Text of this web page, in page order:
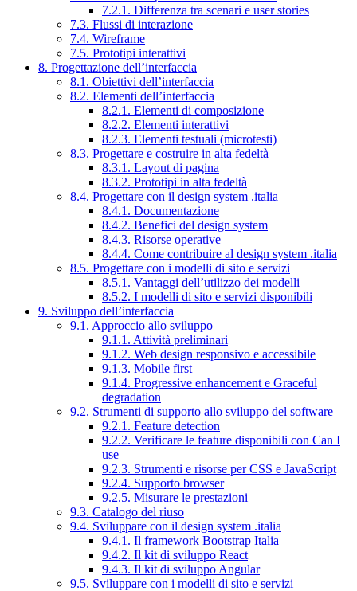
7.2.1. Differenza tra scenari e user stories
7.3. Flussi di interazione
7.4. Wireframe
7.5. Prototipi interattivi
8. Progettazione dell’interfaccia
8.1. Obiettivi dell’interfaccia
8.2. Elementi dell’interfaccia
8.2.1. Elementi di composizione
8.2.2. Elementi interattivi
8.2.3. Elementi testuali (microtesti)
8.3. Progettare e costruire in alta fedeltà
8.3.1. Layout di pagina
8.3.2. Prototipi in alta fedeltà
8.4. Progettare con il design system .italia
8.4.1. Documentazione
8.4.2. Benefici del design system
8.4.3. Risorse operative
8.4.4. Come contribuire al design system .italia
8.5. Progettare con i modelli di sito e servizi
8.5.1. Vantaggi dell’utilizzo dei modelli
8.5.2. I modelli di sito e servizi disponibili
9. Sviluppo dell’interfaccia
9.1. Approccio allo sviluppo
9.1.1. Attività preliminari
9.1.2. Web design responsivo e accessibile
9.1.3. Mobile first
9.1.4. Progressive enhancement e Graceful
degradation
9.2. Strumenti di supporto allo sviluppo del software
9.2.1. Feature detection
9.2.2. Verificare le feature disponibili con Can I
use
9.2.3. Strumenti e risorse per CSS e JavaScript
9.2.4. Supporto browser
9.2.5. Misurare le prestazioni
9.3. Catalogo del riuso
9.4. Sviluppare con il design system .italia
9.4.1. Il framework Bootstrap Italia
9.4.2. Il kit di sviluppo React
9.4.3. Il kit di sviluppo Angular
9.5. Sviluppare con i modelli di sito e servizi